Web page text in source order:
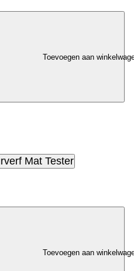
Toevoegen aan
Mat Tester
Toevoegen aan